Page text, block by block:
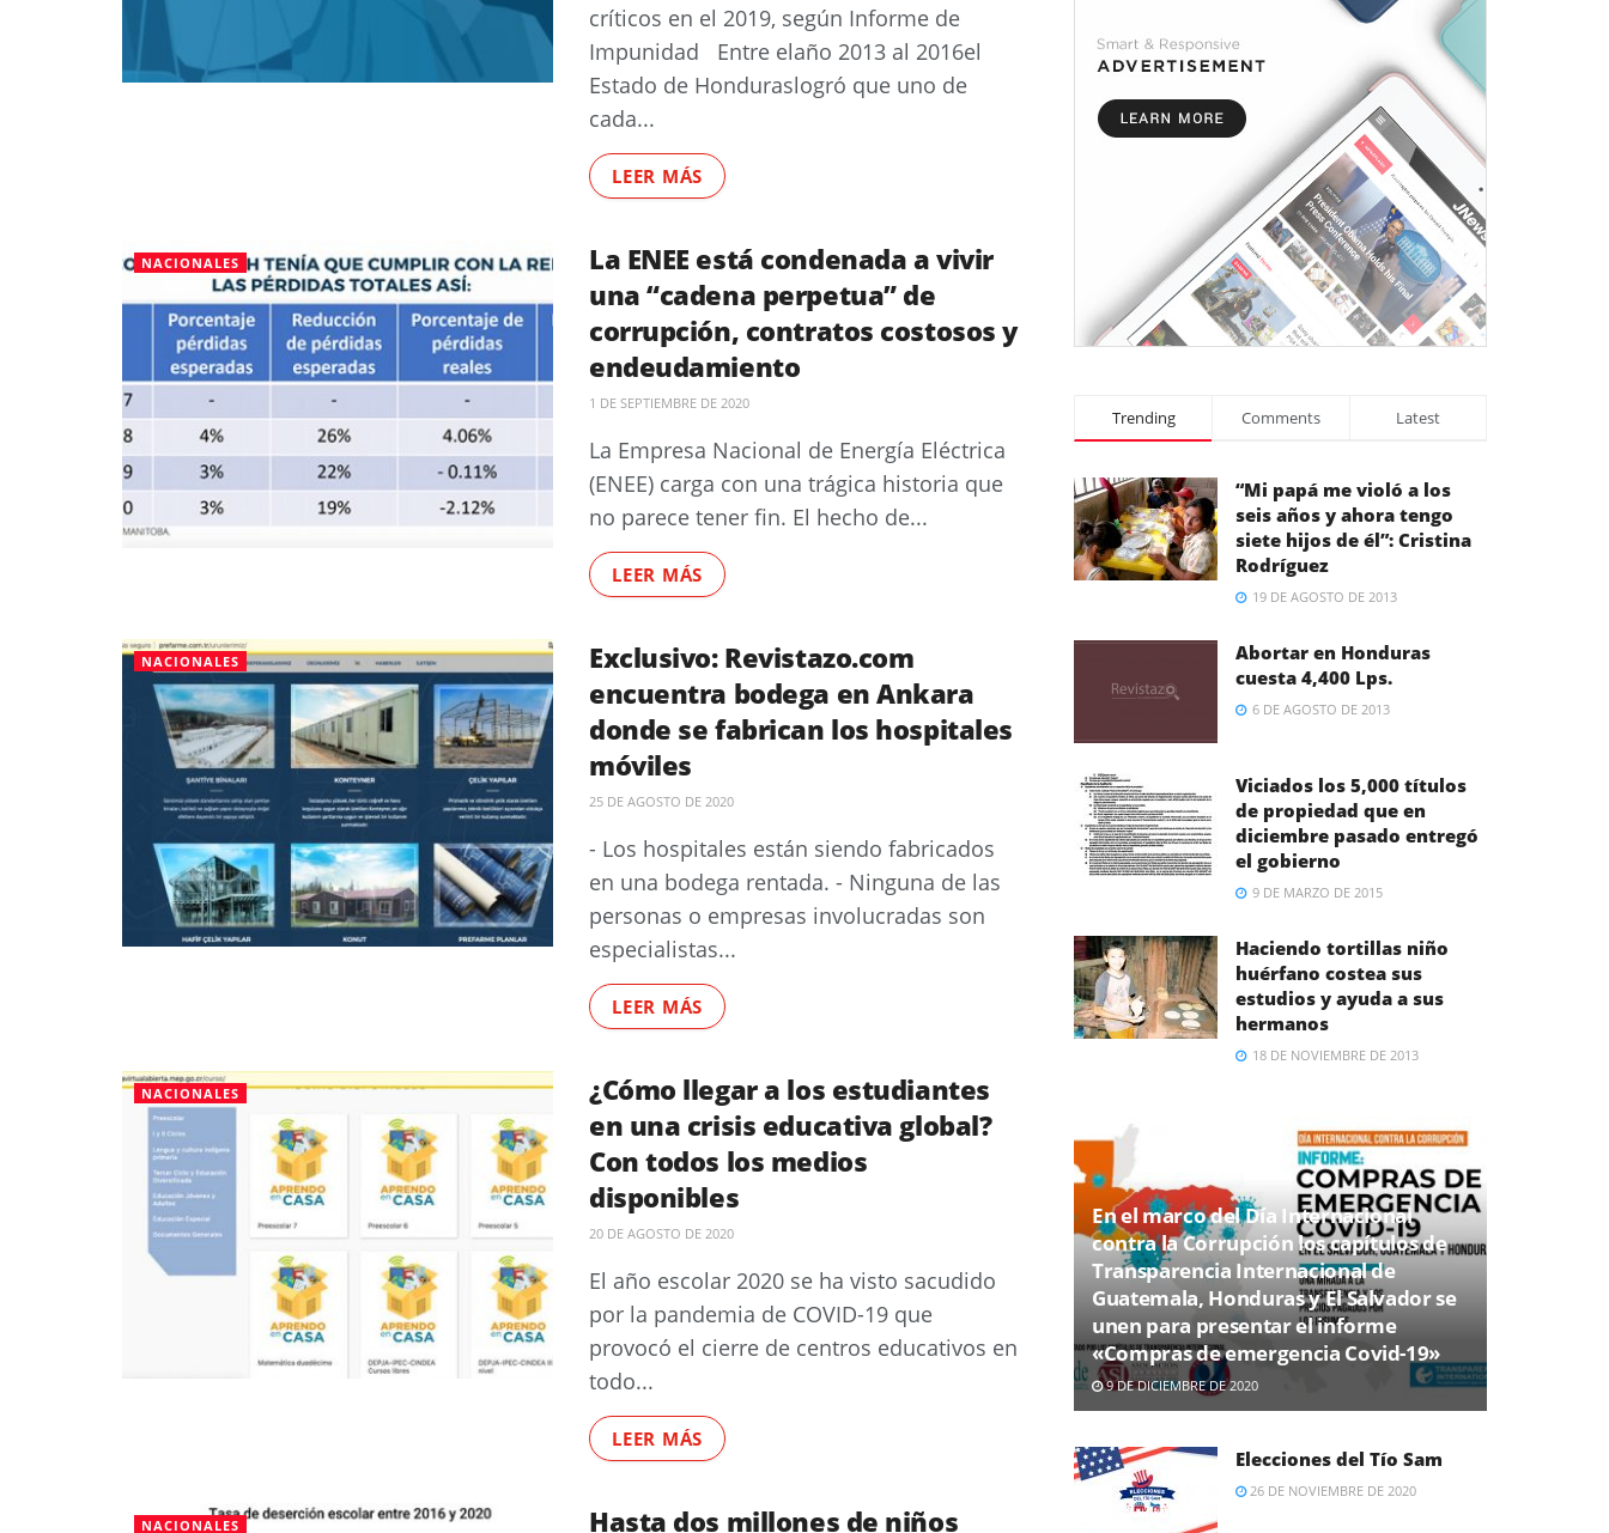
críticos en el 2019, según Informe de
Impunidad Entre elaño 2013 al 2016el
Estado de Honduraslogró que uno de
cada...
LEER MÁS
NACIONALES
La ENEE está condenada a vivir
una “cadena perpetua” de
corrupción, contratos costosos y
endeudamiento
1 DE SEPTIEMBRE DE 2020
La Empresa Nacional de Energía Eléctrica
(ENEE) carga con una trágica historia que
no parece tener fin. El hecho de...
LEER MÁS
NACIONALES
Exclusivo: Revistazo.com
encuentra bodega en Ankara
donde se fabrican los hospitales
móviles
25 DE AGOSTO DE 2020
- Los hospitales están siendo fabricados
en una bodega rentada. - Ninguna de las
personas o empresas involucradas son
especialistas...
LEER MÁS
NACIONALES
¿Cómo llegar a los estudiantes
en una crisis educativa global?
Con todos los medios
disponibles
20 DE AGOSTO DE 2020
El año escolar 2020 se ha visto sacudido
por la pandemia de COVID-19 que
provocó el cierre de centros educativos en
todo...
LEER MÁS
NACIONALES
Hasta dos millones de niños
Trending Comments Latest
“Mi papá me violó a los
seis años y ahora tengo
siete hijos de él”: Cristina
Rodríguez
19 DE AGOSTO DE 2013
Abortar en Honduras
cuesta 4,400 Lps.
6 DE AGOSTO DE 2013
Viciados los 5,000 títulos
de propiedad que en
diciembre pasado entregó
el gobierno
9 DE MARZO DE 2015
Haciendo tortillas niño
huérfano costea sus
estudios y ayuda a sus
hermanos
18 DE NOVIEMBRE DE 2013
En el marco del Día Internacional
contra la Corrupción los capítulos de
Transparencia Internacional de
Guatemala, Honduras y El Salvador se
unen para presentar el informe
«Compras de emergencia Covid-19»
9 DE DICIEMBRE DE 2020
Elecciones del Tío Sam
26 DE NOVIEMBRE DE 2020